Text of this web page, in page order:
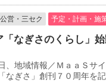
営・三セク 予定・計画・施
なぎさのくらし」
、地域情報／ＭａａＳサ
なぎさ」創刊７０周年を